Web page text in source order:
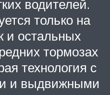
водителей.
только на
и остальных
тормозах
технология с
и выдвижными